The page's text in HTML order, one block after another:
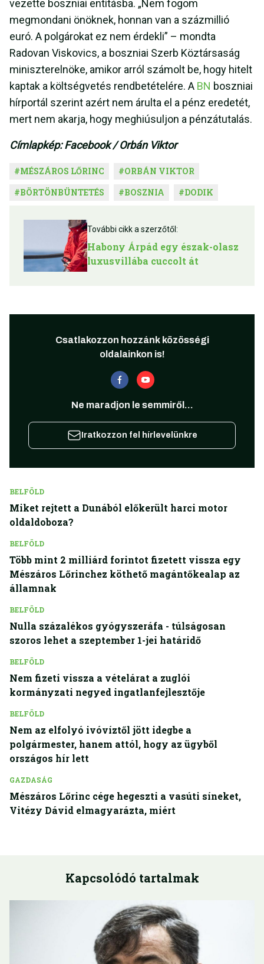
vezette boszniai entitásba. „Nem fogom
megmondani önöknek, honnan van a százmillió
euró. A polgárokat ez nem érdekli” – mondta
Radovan Viskovics, a boszniai Szerb Köztársaság
miniszterelnöke, amikor arról számolt be, hogy hitelt
kaptak a költségvetés rendbetételére. A BN boszniai
hírportál szerint azért nem árulta el a pénz eredetét,
mert nem akarja, hogy meghiúsuljon a pénzátutalás.
Címlapkép: Facebook / Orbán Viktor
#MÉSZÁROS LŐRINC #ORBÁN VIKTOR
#BÖRTÖNBÜNTETÉS #BOSZNIA #DODIK
További cikk a szerzőtől:
Habony Árpád egy észak-olasz
luxusvillába cuccolt át
Csatlakozzon hozzánk közösségi
oldalainkon is!
Ne maradjon le semmiről...
Iratkozzon fel hírlevelünkre
BELFÖLD
Miket rejtett a Dunából előkerült harci motor
oldaldoboza?
BELFÖLD
Több mint 2 milliárd forintot fizetett vissza egy
Mészáros Lőrinchez köthető magántőkealap az
államnak
BELFÖLD
Nulla százalékos gyógyszeráfa - túlságosan
szoros lehet a szeptember 1-jei határidő
BELFÖLD
Nem fizeti vissza a vételárat a zuglói
kormányzati negyed ingatlanfejlesztője
BELFÖLD
Nem az elfolyó ivóvíztől jött idegbe a
polgármester, hanem attól, hogy az ügyből
országos hír lett
GAZDASÁG
Mészáros Lőrinc cége hegeszti a vasúti síneket,
Vitézy Dávid elmagyarázta, miért
Kapcsolódó tartalmak